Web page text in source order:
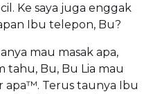
Ke saya juga enggak
Ibu telepon, Bu?
mau masak apa,
tahu, Bu, Bu Lia mau
apa™. Terus taunya Ibu